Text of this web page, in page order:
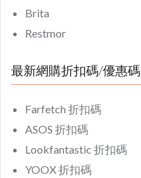
Brita
Restmor
最新網購折扣碼/優惠碼
Farfetch 折扣碼
ASOS 折扣碼
Lookfantastic 折扣碼
YOOX 折扣碼